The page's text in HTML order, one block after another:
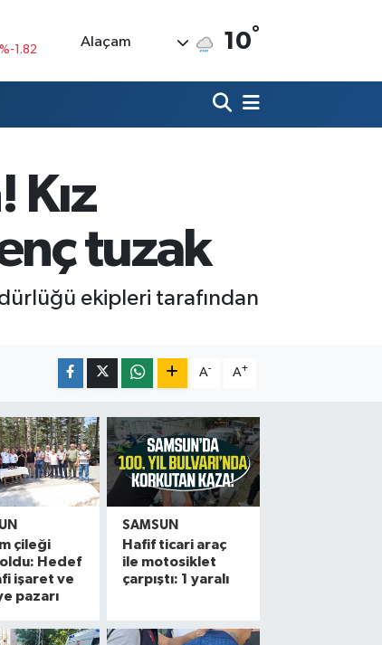
%-1.82
%0.19
Alaçam 10°
tuzak
ekipleri tarafından
A- A+
çileği
Hedef
işaret ve
pazarı
SAMSUN
Hafif ticari araç
ile motosiklet
çarpıştı: 1 yaralı